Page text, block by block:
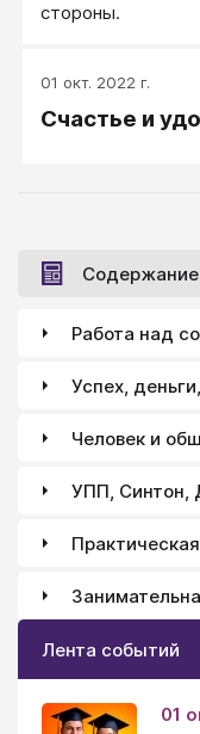
стороны.
01 окт. 2022 г.
Счастье и
Содержание
Работа над
Успех,
Человек и
УПП, Синтон,
Лента событий
01